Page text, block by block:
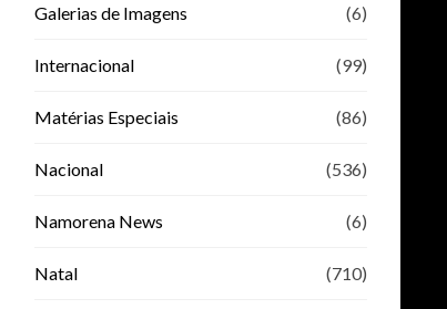
Galerias de Imagens (6)
Internacional (99)
Matérias Especiais (86)
Nacional (536)
Namorena News (6)
Natal (710)